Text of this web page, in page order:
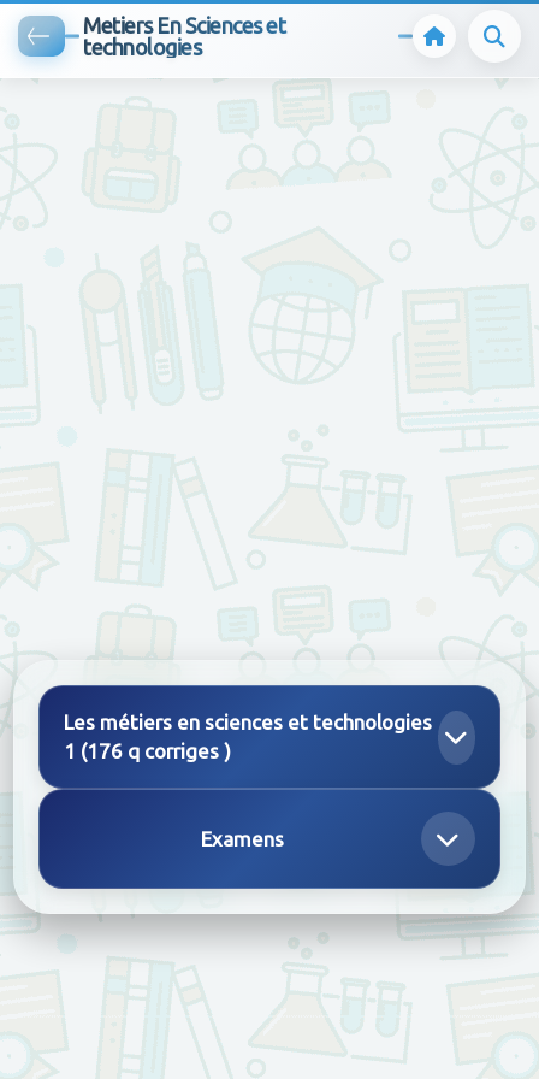
Metiers En Sciences et
technologies
Les métiers en sciences et technologies
1 (176 q corriges )
Examens